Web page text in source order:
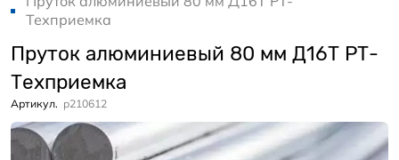
Техприемка
Пруток алюминиевый 80 мм Д16Т РТ-
Техприемка
Артикул. p210612